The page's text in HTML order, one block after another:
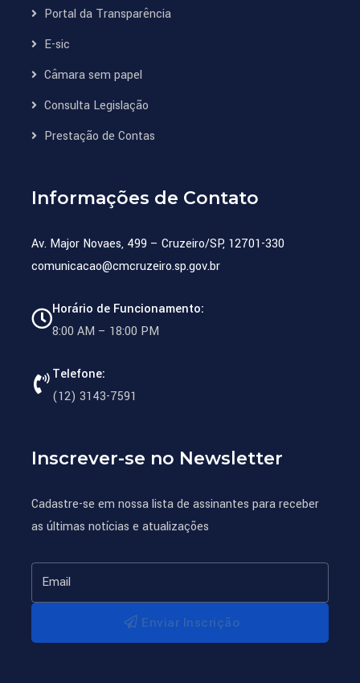
Portal da Transparência
E-sic
Câmara sem papel
Consulta Legislação
Prestação de Contas
Informações de Contato
Av. Major Novaes, 499 – Cruzeiro/SP, 12701-330
comunicacao@cmcruzeiro.sp.gov.br
Horário de Funcionamento:
8:00 AM – 18:00 PM
Telefone:
(12) 3143-7591
Inscrever-se no Newsletter
Cadastre-se em nossa lista de assinantes para receber
as últimas notícias e atualizações
Enviar Inscrição